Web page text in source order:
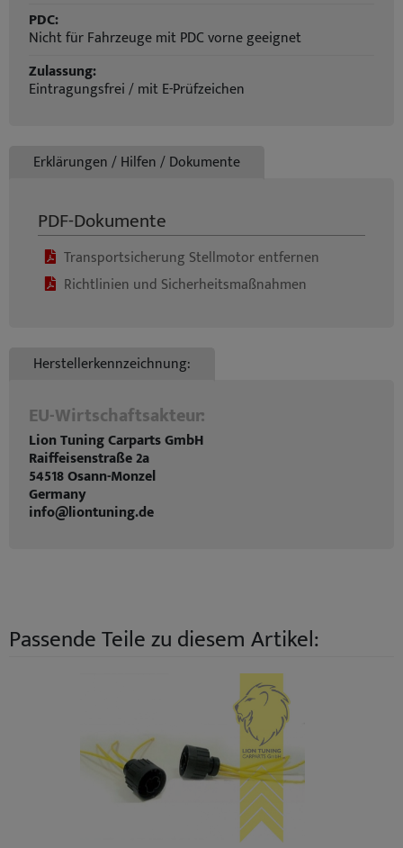
PDC:
Nicht für Fahrzeuge mit PDC vorne geeignet
Zulassung:
Eintragungsfrei / mit E-Prüfzeichen
Erklärungen / Hilfen / Dokumente
PDF-Dokumente
Transportsicherung Stellmotor entfernen
Richtlinien und Sicherheitsmaßnahmen
Herstellerkennzeichnung:
EU-Wirtschaftsakteur:
Lion Tuning Carparts GmbH
Raiffeisenstraße 2a
54518 Osann-Monzel
Germany
info@liontuning.de
Passende Teile zu diesem Artikel: